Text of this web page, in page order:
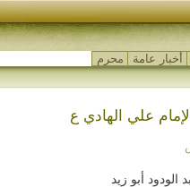
أخبار عامة محرم
علي الهادي ع
أبو زيد